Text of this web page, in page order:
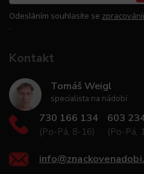
Odesláním souhlasíte se
.
Kontakt
Tomáš Weigl
specialista na nádobí
730 166 134
(Po-Pá, 8-16)
603
(Po-Pá,
info@